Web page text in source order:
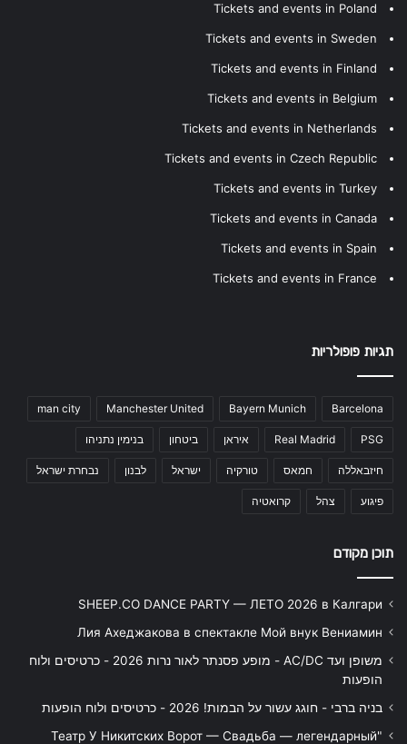
Tickets and events in Poland
Tickets and events in Sweden
Tickets and events in Finland
Tickets and events in Belgium
Tickets and events in Netherlands
Tickets and events in Czech Republic
Tickets and events in Turkey
Tickets and events in Canada
Tickets and events in Spain
Tickets and events in France
תגיות פופולריות
Barcelona
Bayern Munich
Manchester United
man city
PSG
Real Madrid איראן ביטחון בנימין נתניהו
חיזבאללה חמאס טורקיה ישראל לבנון נבחרת ישראל
פיגוע צהל קרואטיה
תוכן מקודם
SHEEP.CO DANCE PARTY — ЛЕТО 2026 в Калгари
Лия Ахеджакова в спектакле Мой внук Вениамин
משופן ועד AC/DC - מופע פסנתר לאור נרות 2026 - כרטיסים ולוח
הופעות
בניה ברבי - חוגג עשור על הבמות! 2026 - כרטיסים ולוח הופעות
"Театр У Никитских Ворот — Свадьба — легендарный